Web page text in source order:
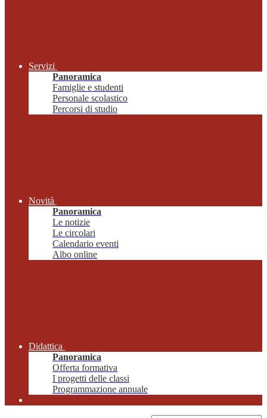
Servizi
Panoramica
Famiglie e studenti
Personale scolastico
Percorsi di studio
Novità
Panoramica
Le notizie
Le circolari
Calendario eventi
Albo online
Didattica
Panoramica
Offerta formativa
I progetti delle classi
Programmazione annuale